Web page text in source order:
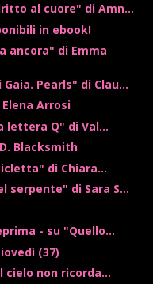
al cuore" di Amn...
in ebook!
ancora" di Emma
Pearls" di Clau...
Arrosi
lettera Q" di Val...
Blacksmith
di Chiara...
serpente" di Sara S...
- su "Quello...
(37)
cielo non ricorda...